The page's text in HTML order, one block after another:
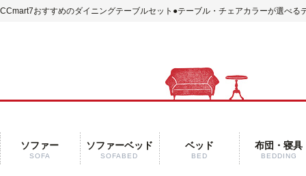
CCmart7おすすめのダイニングテーブルセット ●テーブル・チェアカラーが選べる
ソファー
SOFA
ソファーベッド
SOFABED
ベッド
BED
布団・寝具
BEDDING